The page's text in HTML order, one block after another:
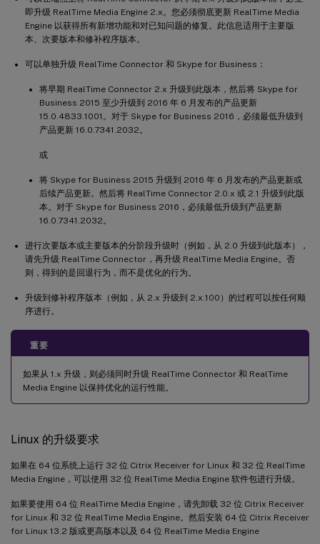
即升级 RealTime Media Engine 2.x。您必须彻底更新 RealTime Media
Engine 以获得所有新增功能和对已知问题的修复。此信息适用于主要版
本、次要版本和修补程序版本。
可以单独升级 RealTime Connector 和 Skype for Business：
将早期 RealTime Connector 2.x 升级到此版本，然后将 Skype for
Business 2015 至少升级到 2016 年 6 月发布的产品更新
15.0.4833.1001。对于 Skype for Business 2016，必须最低升级到
产品更新 16.0.7341.2032。
或
将 Skype for Business 2015 升级到 2016 年 6 月发布的产品更新或
后续产品更新。然后将 RealTime Connector 2.0.x 或 2.1 升级到此版
本。对于 Skype for Business 2016，必须最低升级到产品更新
16.0.7341.2032。
进行次要版本或主要版本的分阶段升级时（例如，从 2.0 升级到此版本），
请先升级 RealTime Connector，再升级 RealTime Media Engine。否
则，得到的是回退行为，而不是优化的行为。
升级到修补程序版本（例如，从 2.x 升级到 2.x.100）的过程可以按任何顺
序进行。
重要
如果从 1.x 升级，则必须同时升级 RealTime Connector 和 RealTime
Media Engine 以保持优化的运行性能。
Linux 的升级要求
如果在 64 位系统上运行 32 位 Citrix Receiver for Linux 和 32 位 RealTime
Media Engine，可以使用 32 位 RealTime Media Engine 软件包进行升级。
如果要使用 64 位 RealTime Media Engine，请先卸载 32 位 Citrix Receiver
for Linux 和 32 位 RealTime Media Engine。然后安装 64 位 Citrix Receiver
for Linux 13.2 版或更高版本以及 64 位 RealTime Media Engine